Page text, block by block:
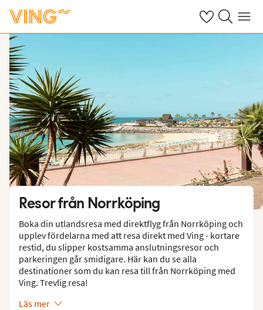
Se dinaSök på ving.se
Meny
Resor från Norrköping
Boka din utlandsresa med direktflyg från Norrköping och
upplev fördelarna med att resa direkt med Ving - kortare
restid, du slipper kostsamma anslutningsresor och
parkeringen går smidigare. Här kan du se alla
destinationer som du kan resa till från Norrköping med
Ving. Trevlig resa!
Läs mer